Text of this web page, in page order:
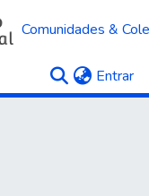
Comunidades &
Entrar